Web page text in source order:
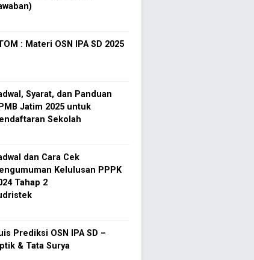
: Materi OSN IPA SD 2025
Syarat, dan Panduan
Jatim 2025 untuk
Sekolah
dan Cara Cek
Kelulusan PPPK
Tahap 2
Prediksi OSN IPA SD –
& Tata Surya